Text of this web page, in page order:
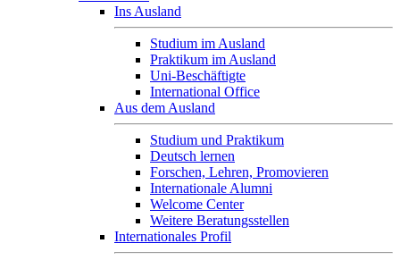
Ins Ausland
Studium im Ausland
Praktikum im Ausland
Uni-Beschäftigte
International Office
Aus dem Ausland
Studium und Praktikum
Deutsch lernen
Forschen, Lehren, Promovieren
Internationale Alumni
Welcome Center
Weitere Beratungsstellen
Internationales Profil